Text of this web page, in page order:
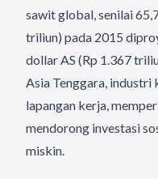
sawit global, senilai
triliun) pada 2015
dollar AS (Rp 1.367
Asia Tenggara,
lapangan kerja,
mendorong investasi
miskin.